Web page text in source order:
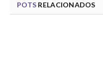
POTS RELACIONADOS